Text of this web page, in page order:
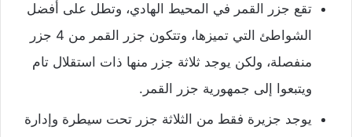
تقع جزر القمر في المحيط الهادي، وتطل على أفضل
الشواطئ التي تميزها، وتتكون جزر القمر من 4 جزر
منفصلة، ولكن يوجد ثلاثة جزر منها ذات استقلال تام
ويتبعوا إلى جمهورية جزر القمر.
يوجد جزيرة فقط من الثلاثة جزر تحت سيطرة وإدارة